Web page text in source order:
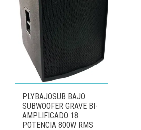
PLYBAJOSUB BAJO
SUBWOOFER GRAVE BI-
AMPLIFICADO 18
POTENCIA 800W RMS